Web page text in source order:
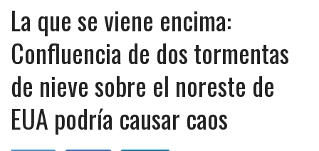
La que se viene encima:
Confluencia de dos tormentas
de nieve sobre el noreste de
EUA podría causar caos